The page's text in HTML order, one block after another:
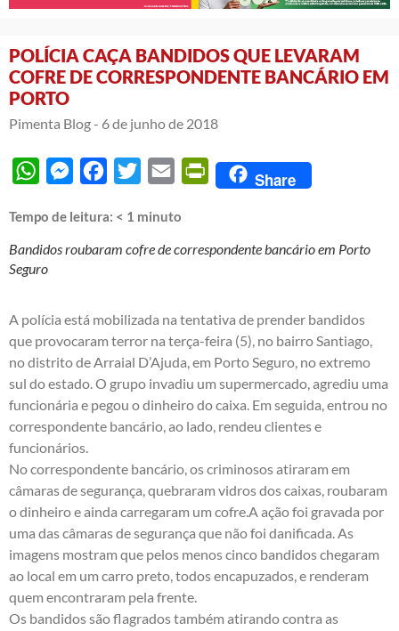
POLÍCIA CAÇA BANDIDOS QUE LEVARAM
COFRE DE CORRESPONDENTE BANCÁRIO EM
PORTO
Pimenta Blog - 6 de junho de 2018
WhatsAppMessengerFacebook
Twitter Email PrintFriendly
Share
Tempo de leitura: < 1 minuto
Bandidos roubaram cofre de correspondente bancário em Porto
Seguro
A polícia está mobilizada na tentativa de prender bandidos
que provocaram terror na terça-feira (5), no bairro Santiago,
no distrito de Arraial D’Ajuda, em Porto Seguro, no extremo
sul do estado. O grupo invadiu um supermercado, agrediu uma
funcionária e pegou o dinheiro do caixa. Em seguida, entrou no
correspondente bancário, ao lado, rendeu clientes e
funcionários.
No correspondente bancário, os criminosos atiraram em
câmaras de segurança, quebraram vidros dos caixas, roubaram
o dinheiro e ainda carregaram um cofre.A ação foi gravada por
uma das câmaras de segurança que não foi danificada. As
imagens mostram que pelos menos cinco bandidos chegaram
ao local em um carro preto, todos encapuzados, e renderam
quem encontraram pela frente.
Os bandidos são flagrados também atirando contra as